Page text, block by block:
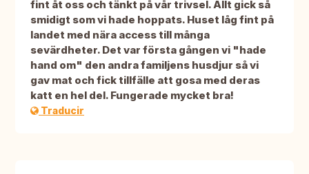
fint åt oss och tänkt på vår trivsel. Allt gick så
smidigt som vi hade hoppats. Huset låg fint på
landet med nära access till många
sevärdheter. Det var första gången vi "hade
hand om" den andra familjens husdjur så vi
gav mat och fick tillfälle att gosa med deras
katt en hel del. Fungerade mycket bra!
Traducir